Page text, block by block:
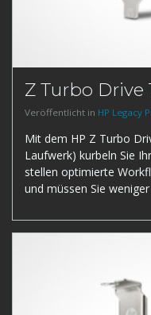
Z Turbo Drive
Veröffentlicht in HP Legacy
Mit dem HP Z Turbo
Laufwerk) kurbeln Sie
stellen optimierte
und müssen Sie